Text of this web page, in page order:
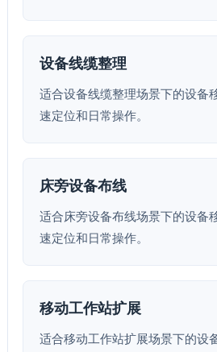
设备线缆整理
适合设备线缆整理场景下的设备
速定位和日常操作。
床旁设备布线
适合床旁设备布线场景下的设备
速定位和日常操作。
移动工作站扩展
适合移动工作站扩展场景下的设